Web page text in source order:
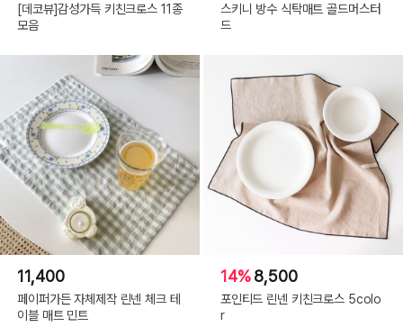
[데코뷰]감성가득 키친크로스 11종
모음
스키니 방수 식탁매트 골드머스터
드
11,400
페이퍼가든 자체제작 린넨 체크 테
이블 매트 민트
14%8,500
포인티드 린넨 키친크로스 5colo
r